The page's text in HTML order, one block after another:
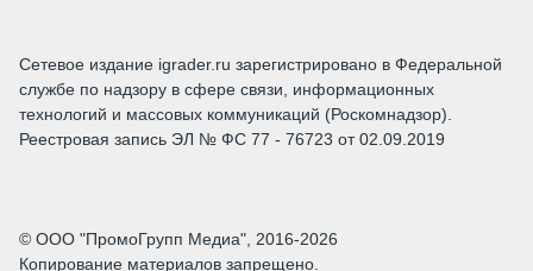
Сетевое издание igrader.ru зарегистрировано в Федеральной
службе по надзору в сфере связи, информационных
технологий и массовых коммуникаций (Роскомнадзор).
Реестровая запись ЭЛ № ФС 77 - 76723 от 02.09.2019
© ООО "ПромоГрупп Медиа", 2016-2026
Копирование материалов запрещено.